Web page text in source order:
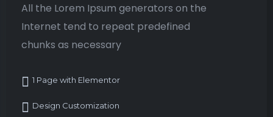
All the Lorem Ipsum generators on the
Internet tend to repeat predefined
chunks as necessary
1 Page with Elementor
Design Customization